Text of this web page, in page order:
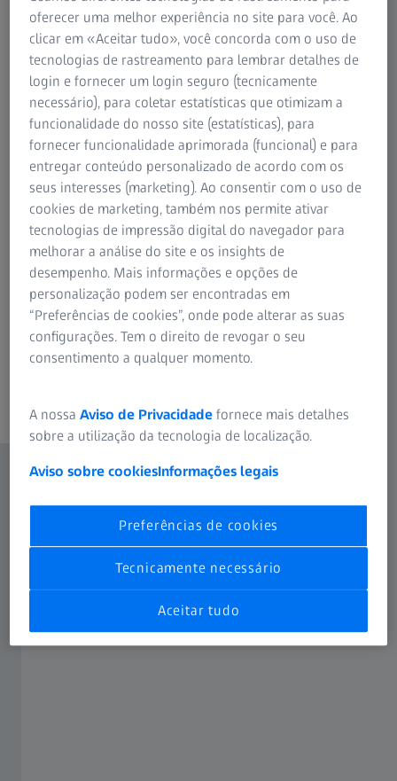
para paciente. A cirurgia LASIK dura normalmente cerca
de 30 minutos e, em geral, pode retomar as suas
atividades quotidianas mais leves após alguns dias.
Dado que o procedimento LASIK envolve a criação de um
flap na córnea, os períodos de cicatrização e recuperação
após o LASIK são frequentemente mais longos do que o
habitual em procedimentos refrativos minimamente
invasivos, como a extração lenticular com o ZEISS SMILE
ou o ZEISS SMILE pro. O flap adere suavemente à
superfície do olho e fica naturalmente protegido à medida
que a camada exterior do olho (epitélio) volta a crescer
sobre ela. Existe a possibilidade do flap se deslocar, o que
prolongará o período de recuperação.
Saiba mais sobre os possíveis efeitos secundários do
LASIK
Saiba mais sobre o ZEISS SMILE
oferecer uma melhor experiência no site para você. Ao
clicar em «Aceitar tudo», você concorda com o uso de
tecnologias de rastreamento para lembrar detalhes de
login e fornecer um login seguro (tecnicamente
necessário), para coletar estatísticas que otimizam a
funcionalidade do nosso site (estatísticas), para
fornecer funcionalidade aprimorada (funcional) e para
entregar conteúdo personalizado de acordo com os
seus interesses (marketing). Ao consentir com o uso de
cookies de marketing, também nos permite ativar
tecnologias de impressão digital do navegador para
melhorar a análise do site e os insights de
desempenho. Mais informações e opções de
personalização podem ser encontradas em
“Preferências de cookies”, onde pode alterar as suas
configurações. Tem o direito de revogar o seu
consentimento a qualquer momento.
A nossaAviso de Privacidade fornece mais detalhes
sobre a utilização da tecnologia de localização.
Aviso sobre cookiesInformações legais
Preferências de cookies
Tecnicamente necessário
Aceitar tudo